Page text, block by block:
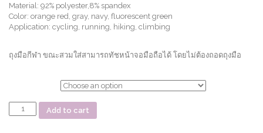
Material: 92% polyester,8% spandex
Color: orange red, gray, navy, fluorescent green
Application: cycling, running, hiking, climbing
ถุงมือกีฬา ขณะสวมใส่สามารถทัชหน้าจอมือถือได้ โดยไม่ต้องถอดถุงมือ
ถุงมือ
กีฬา
Add to cart